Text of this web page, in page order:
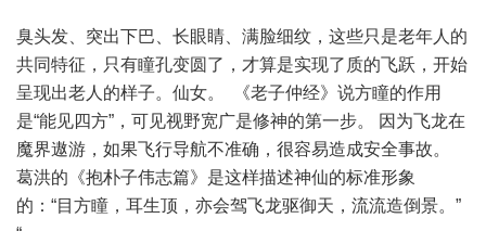
臭头发、突出下巴、长眼睛、满脸细纹，这些只是老年人的
共同特征，只有瞳孔变圆了，才算是实现了质的飞跃，开始
呈现出老人的样子。仙女。 《老子仲经》说方瞳的作用
是“能见四方”，可见视野宽广是修神的第一步。 因为飞龙在
魔界遨游，如果飞行导航不准确，很容易造成安全事故。
葛洪的《抱朴子伟志篇》是这样描述神仙的标准形象
的：“目方瞳，耳生顶，亦会驾飞龙驱御天，流流造倒景。”
“